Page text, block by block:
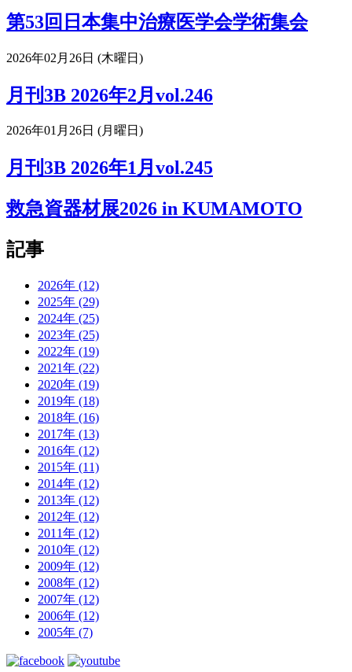
第53回日本集中治療医学会学術集会
2026年02月26日 (木曜日)
月刊3B 2026年2月vol.246
2026年01月26日 (月曜日)
月刊3B 2026年1月vol.245
救急資器材展2026 in KUMAMOTO
記事
2026年 (12)
2025年 (29)
2024年 (25)
2023年 (25)
2022年 (19)
2021年 (22)
2020年 (19)
2019年 (18)
2018年 (16)
2017年 (13)
2016年 (12)
2015年 (11)
2014年 (12)
2013年 (12)
2012年 (12)
2011年 (12)
2010年 (12)
2009年 (12)
2008年 (12)
2007年 (12)
2006年 (12)
2005年 (7)